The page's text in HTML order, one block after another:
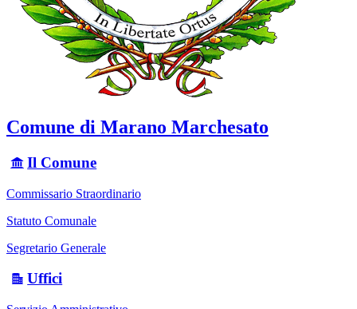
Comune di Marano Marchesato
Il Comune
Commissario Straordinario
Statuto Comunale
Segretario Generale
Uffici